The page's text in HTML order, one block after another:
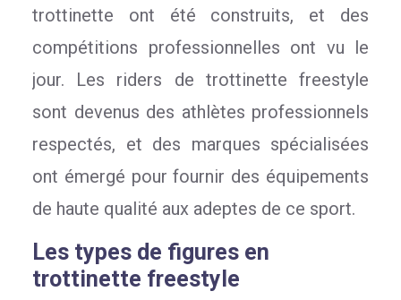
trottinette ont été construits, et des
compétitions professionnelles ont vu le
jour. Les riders de trottinette freestyle
sont devenus des athlètes professionnels
respectés, et des marques spécialisées
ont émergé pour fournir des équipements
de haute qualité aux adeptes de ce sport.
Les types de figures en
trottinette freestyle